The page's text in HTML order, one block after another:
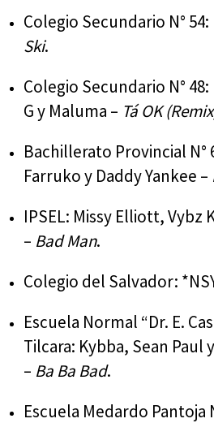
Colegio Secundario N° 54:
Ski.
Colegio Secundario N°
G y Maluma – Tá OK
Bachillerato Provincial N°
Farruko y Daddy Yankee –
IPSEL: Missy Elliott, Vybz
– Bad Man.
Colegio del Salvador:
Escuela Normal “Dr. E.
Tilcara: Kybba, Sean Paul
– Ba Ba Bad.
Escuela Medardo Pantoja